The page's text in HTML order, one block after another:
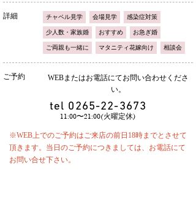
詳細 チャペル見学 会場見学 感染症対策
少人数・家族婚 おすすめ お急ぎ婚
ご両親も一緒に マタニティ花嫁向け 相談会
ご予約
WEBまたはお電話にてお問い合わせくださ
い。
tel 0265-22-3673
11:00〜21:00(火曜定休)
※WEB上でのご予約はご来店の前日18時までとさせて
頂きます。当日のご予約につきましては、お電話にて
お問い合せ下さい。